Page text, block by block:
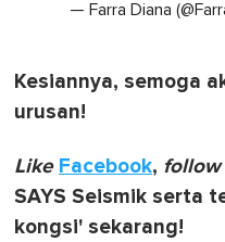
— Farra Diana
Kesiannya, semoga
urusan!
Like Facebook, follow
SAYS Seismik serta
kongsi' sekarang!